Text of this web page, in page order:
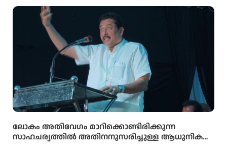
ലോകം അതിവേഗം മാറിക്കൊണ്ടിരിക്കുന്ന
സാഹചര്യത്തിൽ അതിനനുസരിച്ചുള്ള ആധുനിക